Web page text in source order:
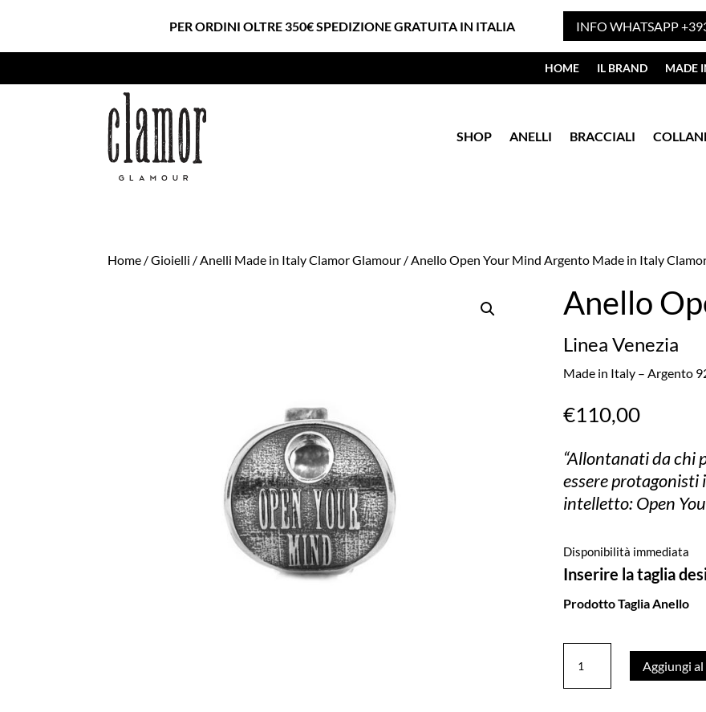
PER ORDINI OLTRE 350€ SPEDIZIONE GRATUITA IN ITALIA INFO WHATSAPP
HOME IL BRAND MADE
SHOP ANELLI BRACCIALI
Home /Gioielli / Anelli Made in Italy Clamor Glamour / Anello Open Your Mind Argento Made in Italy
Anello
Linea Venezia
Made in Italy – Argento
€110,00
“Allontanati da chi
essere
intelletto: Open
Disponibilità immediata
Inserire la taglia
Prodotto Taglia Anello
Open
Your
Aggiungi